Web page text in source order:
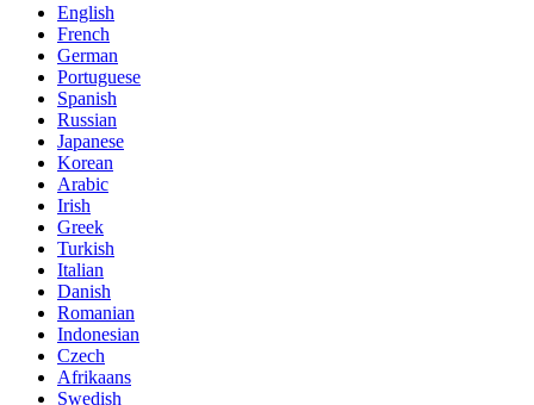
English
French
German
Portuguese
Spanish
Russian
Japanese
Korean
Arabic
Irish
Greek
Turkish
Italian
Danish
Romanian
Indonesian
Czech
Afrikaans
Swedish